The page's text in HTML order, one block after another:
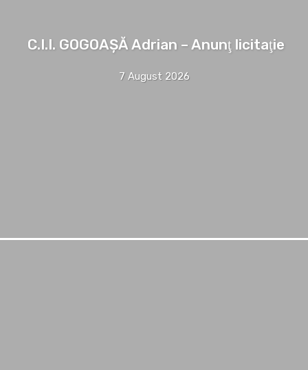
C.I.I. GOGOAŞĂ Adrian – Anunţ licitaţie
7 August 2026